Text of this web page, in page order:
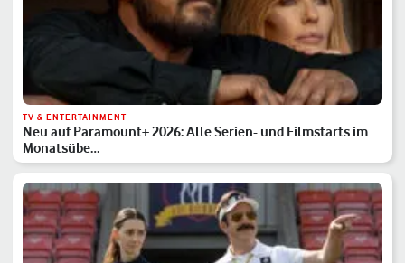
TV & ENTERTAINMENT
Neu auf Paramount+ 2026: Alle Serien- und Filmstarts im
Monatsübe…